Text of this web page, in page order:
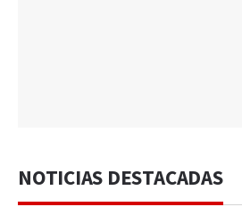
NOTICIAS DESTACADAS